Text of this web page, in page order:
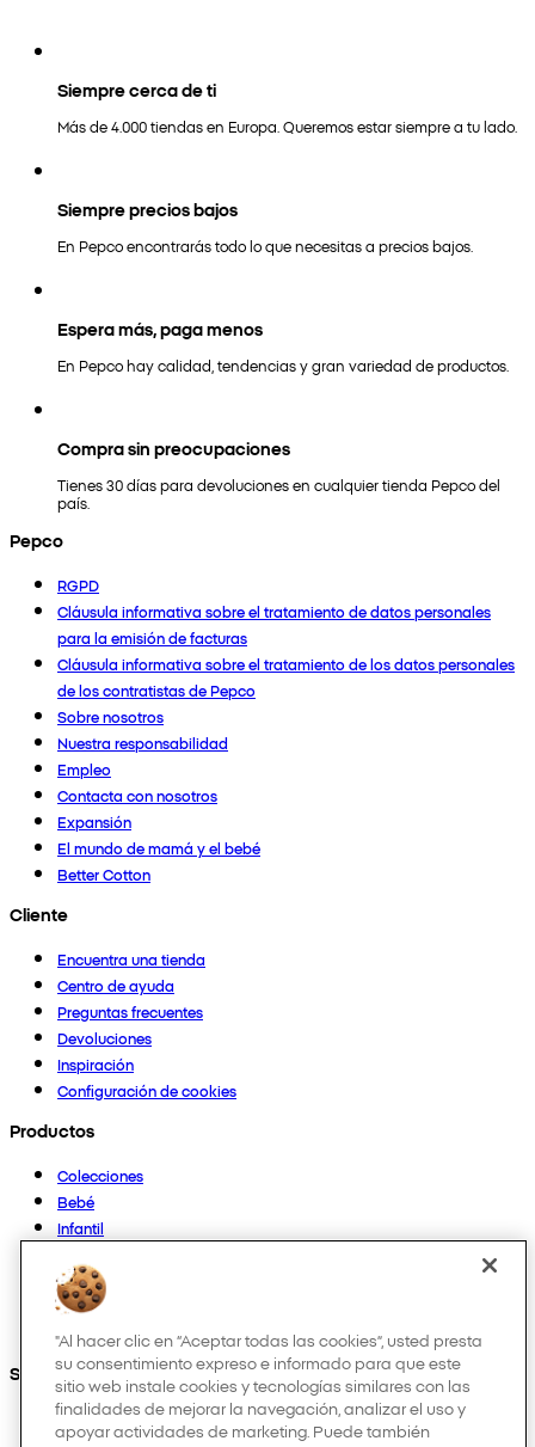
Siempre cerca de ti
Más de 4.000 tiendas en Europa. Queremos estar siempre a tu lado.
Siempre precios bajos
En Pepco encontrarás todo lo que necesitas a precios bajos.
Espera más, paga menos
En Pepco hay calidad, tendencias y gran variedad de productos.
Compra sin preocupaciones
Tienes 30 días para devoluciones en cualquier tienda Pepco del
país.
Pepco
RGPD
Cláusula informativa sobre el tratamiento de datos personales
para la emisión de facturas
Cláusula informativa sobre el tratamiento de los datos personales
de los contratistas de Pepco
Sobre nosotros
Nuestra responsabilidad
Empleo
Contacta con nosotros
Expansión
El mundo de mamá y el bebé
Better Cotton
Cliente
Encuentra una tienda
Centro de ayuda
Preguntas frecuentes
Devoluciones
Inspiración
Configuración de cookies
Productos
Colecciones
Bebé
Infantil
Mujer
Hombre
Otros
Síguenos en:
"Al hacer clic en “Aceptar todas las cookies”, usted presta
su consentimiento expreso e informado para que este
sitio web instale cookies y tecnologías similares con las
finalidades de mejorar la navegación, analizar el uso y
apoyar actividades de marketing. Puede también